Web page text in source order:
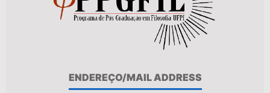
ENDEREÇO/MAIL ADDRESS